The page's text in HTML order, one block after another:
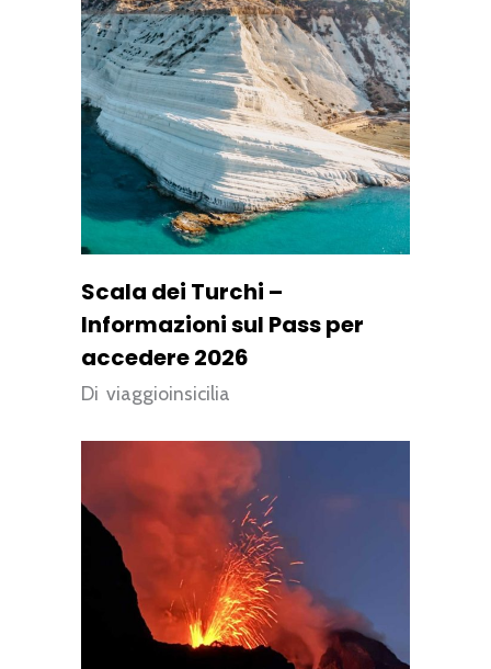
Scala dei Turchi –
Informazioni sul Pass per
accedere 2026
Di viaggioinsicilia